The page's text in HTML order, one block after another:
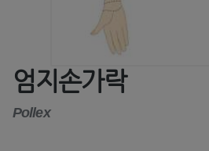
엄지손가락
Pollex